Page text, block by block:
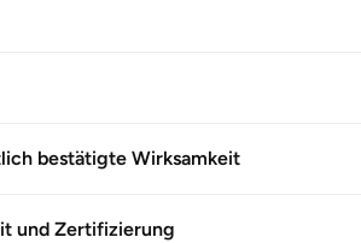
bestätigte Wirksamkeit
und Zertifizierung